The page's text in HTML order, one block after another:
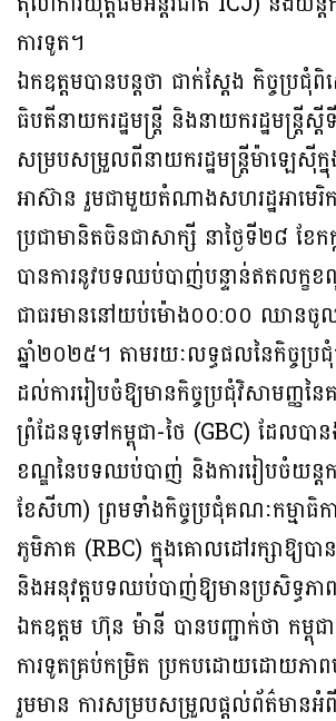
ការទូត។
ឯកឧត្តមបានបន្តថា ជាក់ស្តែង កិច្ចប្រជុំ
ធិបតីនាយករដ្ឋមន្ត្រី និងនាយករដ្ឋមន្ត្រី
សម្របសម្រួលពីនាយករដ្ឋមន្ត្រីម៉ាឡេស៊ីក្នុ
អាស៊ាន រួមជាមួយតំណាងសហរដ្ឋអាមេរិ
ប្រជាមានិតចិនជាសាក្សី នាថ្ងៃទី២៨ ខែក
បានការនូវបទឈប់បាញ់បន្ទាន់ឥតលក្ខ
ជាធរមាននៅយប់ម៉ោង០០:០០ ឈានចូលថ្
ឆ្នាំ២០២៥។ តាមរយៈលទ្ធផលនៃកិច្ចប្រជុំ
ដល់ការរៀបចំឱ្យមានកិច្ចប្រជុំវិសាមញ្ញនៃ
ព្រំដែនទូទៅកម្ពុជា-ថៃ (GBC) ដែលបា
ខណ្ឌនៃបទឈប់បាញ់ និងការរៀបចំយន្តកា
ខែសីហា) ព្រមទាំងកិច្ចប្រជុំគណៈកម្មាធិក
ភូមិភាគ (RBC) ក្នុងគោលដៅរក្សាឱ្យបា
និងអនុវត្តបទឈប់បាញ់ឱ្យមានប្រសិទ្ធភា
ឯកឧត្តម ហ៊ុន ម៉ានី បានបញ្ជាក់ថា កម្ពុ
ការទូតគ្រប់កម្រិត ប្រកបដោយដោយភាព
រួមមាន ការសម្របសម្រួលផ្តល់ព័ត៌មានអំពីក